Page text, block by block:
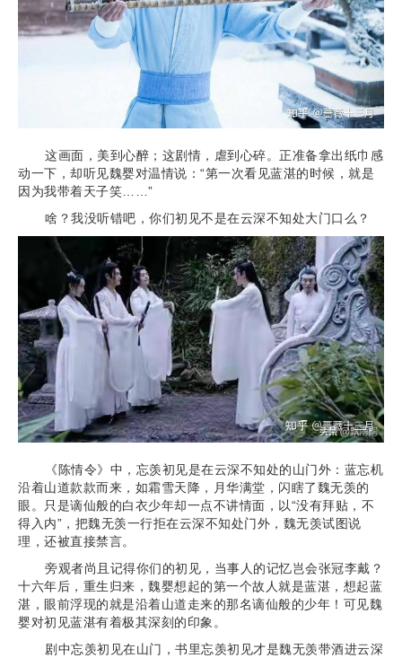
这画面，美到心醉；这剧情，虐到心碎。正准备拿出纸巾感
动一下，却听见魏婴对温情说：“第一次看见蓝湛的时候，就是
因为我带着天子笑……”
啥？我没听错吧，你们初见不是在云深不知处大门口么？
《陈情令》中，忘羡初见是在云深不知处的山门外：蓝忘机
沿着山道款款而来，如霜雪天降，月华满堂，闪瞎了魏无羡的
眼。只是谪仙般的白衣少年却一点不讲情面，以“没有拜贴，不
得入内”，把魏无羡一行拒在云深不知处门外，魏无羡试图说
理，还被直接禁言。
旁观者尚且记得你们的初见，当事人的记忆岂会张冠李戴？
十六年后，重生归来，魏婴想起的第一个故人就是蓝湛，想起蓝
湛，眼前浮现的就是沿着山道走来的那名谪仙般的少年！可见魏
婴对初见蓝湛有着极其深刻的印象。
剧中忘羡初见在山门，书里忘羡初见才是魏无羡带酒进云深